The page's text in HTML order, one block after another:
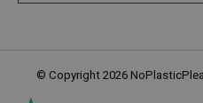
© Copyright 2026